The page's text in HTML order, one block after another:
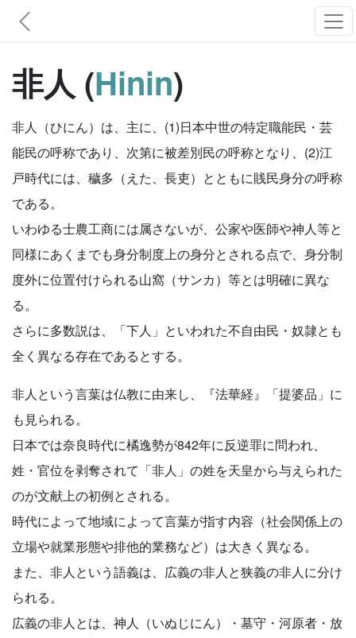
非人 (Hinin)
非人（ひにん）は、主に、(1)日本中世の特定職能民・芸
能民の呼称であり、次第に被差別民の呼称となり、(2)江
戸時代には、穢多（えた、長吏）とともに賎民身分の呼称
である。
いわゆる士農工商には属さないが、公家や医師や神人等と
同様にあくまでも身分制度上の身分とされる点で、身分制
度外に位置付けられる山窩（サンカ）等とは明確に異な
る。
さらに多数説は、「下人」といわれた不自由民・奴隷とも
全く異なる存在であるとする。
非人という言葉は仏教に由来し、『法華経』「提婆品」に
も見られる。
日本では奈良時代に橘逸勢が842年に反逆罪に問われ、
姓・官位を剥奪されて「非人」の姓を天皇から与えられた
のが文献上の初例とされる。
時代によって地域によって言葉が指す内容（社会関係上の
立場や就業形態や排他的業務など）は大きく異なる。
また、非人という語義は、広義の非人と狭義の非人に分け
られる。
広義の非人とは、神人（いぬじにん）・墓守・河原者・放